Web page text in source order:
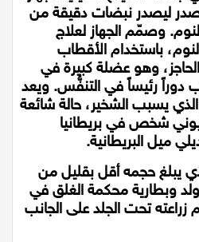
نانغينغ الصينية، جهازاً
ليصدر نبضات دقيقة من
وصمّم الجهاز لعلاج
باستخدام الأقطاب
الحاجز، وهو عضلة كبيرة في
دوراً رئيساً في التنفُّس. ويعد
يسبب الشخير، حالة شائعة
شخص في بريطانيا
ميل البريطانية.
يبلغ حجمه أقل بقليل من
وبطارية محكمة الغلق في
زراعته تحت الجلد على الجانب